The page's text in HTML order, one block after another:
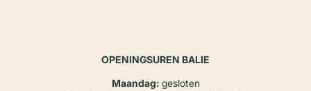
OPENINGSUREN BALIE
Maandag:gesloten